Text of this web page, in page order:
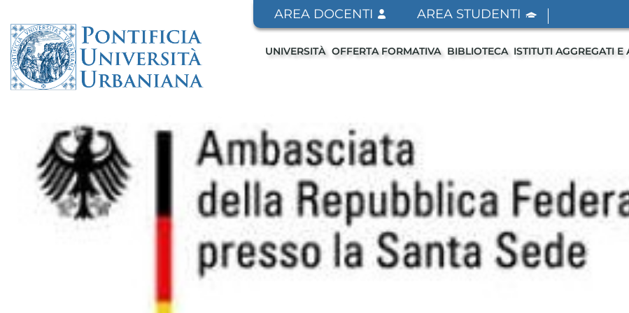
AREA DOCENTI AREA STUDENTI
UNIVERSITÀ OFFERTA FORMATIVA BIBLIOTECA ISTITUTI AGGREGATI E